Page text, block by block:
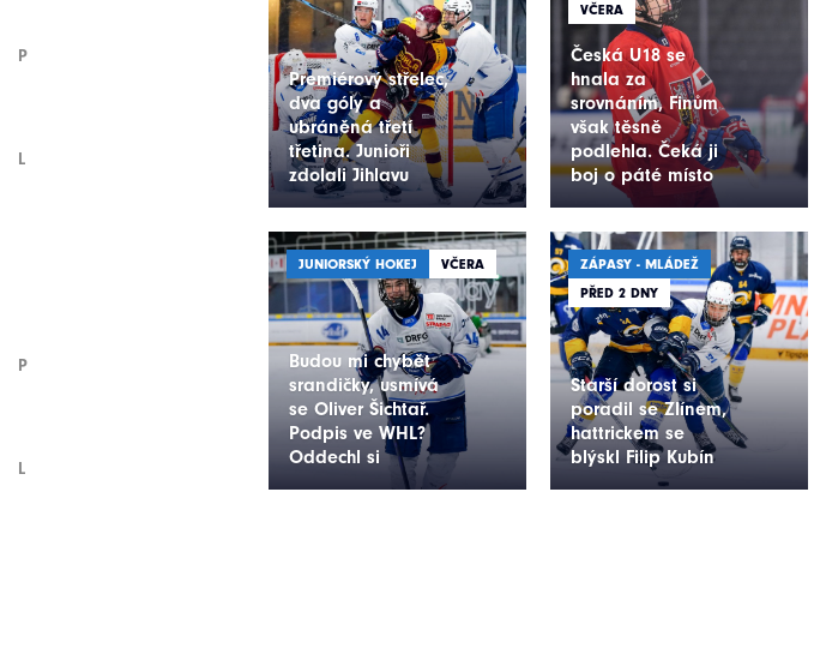
P
L
P
L
Premiérový střelec,
dva góly a
ubráněná třetí
třetina. Junioři
zdolali Jihlavu
VČERA
Česká U18 se
hnala za
srovnáním, Finům
však těsně
podlehla. Čeká ji
boj o páté místo
JUNIORSKÝ HOKEJ VČERA
Budou mi chybět
srandičky, usmívá
se Oliver Šichtař.
Podpis ve WHL?
Oddechl si
ZÁPASY - MLÁDEŽ
PŘED 2 DNY
Starší dorost si
poradil se Zlínem,
hattrickem se
blýskl Filip Kubín